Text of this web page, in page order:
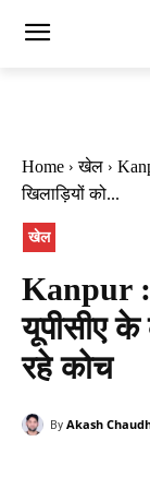
Home खेल
खिलाड़ियों को...
खेल
Kanpur :
यूपीसीए के
रहे कोच
By Akash